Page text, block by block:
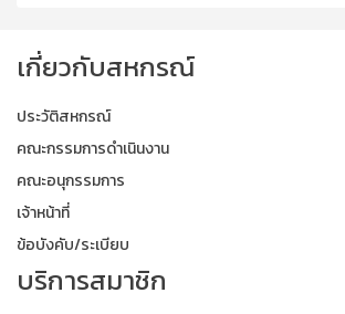
เกี่ยวกับสหกรณ์
ประวัติสหกรณ์
คณะกรรมการดำเนินงาน
คณะอนุกรรมการ
เจ้าหน้าที่
ข้อบังคับ/ระเบียบ
บริการสมาชิก